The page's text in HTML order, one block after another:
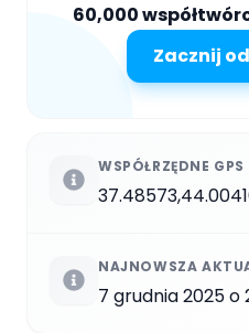
60,000
Zacznij
WSPÓŁRZĘDNE GPS
NAJNOWSZA
7 grudnia 2025 o